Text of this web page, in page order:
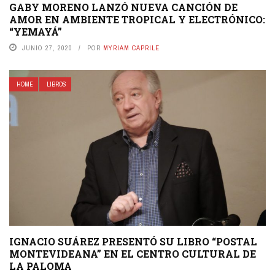
GABY MORENO LANZÓ NUEVA CANCIÓN DE
AMOR EN AMBIENTE TROPICAL Y ELECTRÓNICO:
“YEMAYÁ”
JUNIO 27, 2020 POR MYRIAM CAPRILE
HOME LIBROS
IGNACIO SUÁREZ PRESENTÓ SU LIBRO “POSTAL
MONTEVIDEANA” EN EL CENTRO CULTURAL DE
LA PALOMA